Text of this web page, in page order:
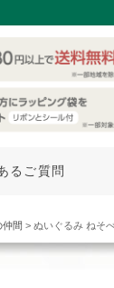
るご質問
仲間 > ぬいぐるみ ねそ